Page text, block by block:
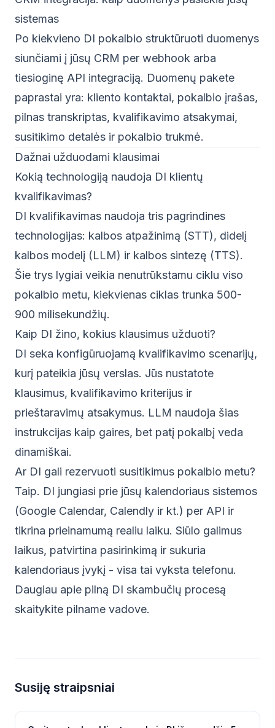
sistemas
Po kiekvieno DI pokalbio struktūruoti duomenys
siunčiami į jūsų CRM per webhook arba
tiesioginę API integraciją. Duomenų pakete
paprastai yra: kliento kontaktai, pokalbio įrašas,
pilnas transkriptas, kvalifikavimo atsakymai,
susitikimo detalės ir pokalbio trukmė.
Dažnai užduodami klausimai
Kokią technologiją naudoja DI klientų
kvalifikavimas?
DI kvalifikavimas naudoja tris pagrindines
technologijas: kalbos atpažinimą (STT), didelį
kalbos modelį (LLM) ir kalbos sintezę (TTS).
Šie trys lygiai veikia nenutrūkstamu ciklu viso
pokalbio metu, kiekvienas ciklas trunka 500-
900 milisekundžių.
Kaip DI žino, kokius klausimus užduoti?
DI seka konfigūruojamą kvalifikavimo scenarijų,
kurį pateikia jūsų verslas. Jūs nustatote
klausimus, kvalifikavimo kriterijus ir
prieštaravimų atsakymus. LLM naudoja šias
instrukcijas kaip gaires, bet patį pokalbį veda
dinamiškai.
Ar DI gali rezervuoti susitikimus pokalbio metu?
Taip. DI jungiasi prie jūsų kalendoriaus sistemos
(Google Calendar, Calendly ir kt.) per API ir
tikrina prieinamumą realiu laiku. Siūlo galimus
laikus, patvirtina pasirinkimą ir sukuria
kalendoriaus įvykį - visa tai vyksta telefonu.
Daugiau apie pilną DI skambučių procesą
skaitykite pilname vadove.
Susiję straipsniai